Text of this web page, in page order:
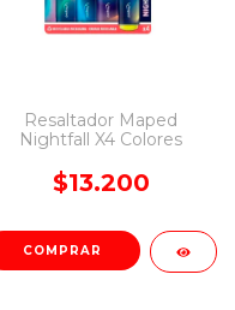
Resaltador Maped
Nightfall X4 Colores
$13.200